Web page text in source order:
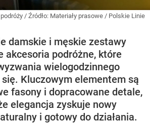
/ Źródło: Materiały prasowe / Polskie Linie
damskie i męskie zestawy
akcesoria podróżne, które
wielogodzinnego
Kluczowym elementem są
fasony i dopracowane detale,
elegancja zyskuje nowy
i gotowy do działania.